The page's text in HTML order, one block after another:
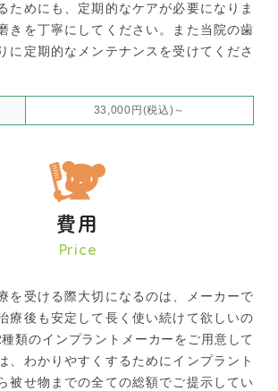
ためにも、定期的なケアが必要になりま
きを丁寧にしてください。また当院の歯
に定期的なメンテナンスを受けてくださ
33,000円(税込)～
費用
Price
を受ける際大切になるのは、メーカーで
療後も安定して長く使い続けて欲しいの
類のインプラントメーカーをご用意して
、わかりやすくするためにインプラント
被せ物までの全ての総額でご提示してい